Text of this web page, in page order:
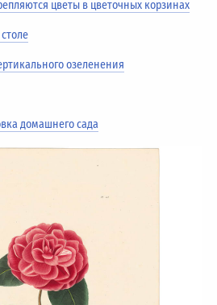
цветы в цветочных корзинах
озеленения
домашнего сада